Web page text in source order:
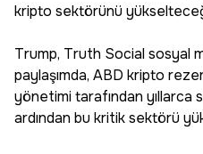
kripto sektörünü
Trump, Truth Social sosyal
paylaşımda, ABD kripto
yönetimi tarafından yıllarca
ardından bu kritik sektörü